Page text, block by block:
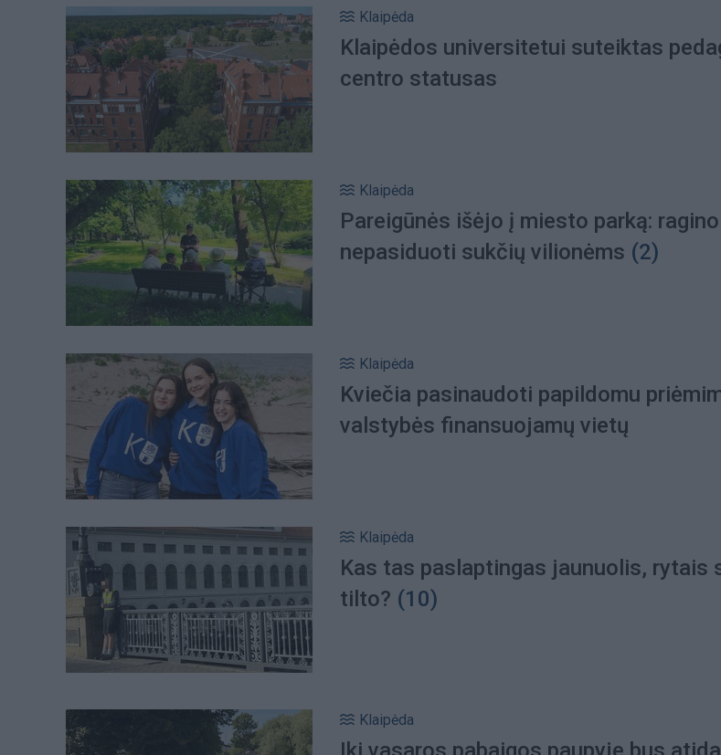
Klaipėda
Klaipėdos universitetui suteiktas
centro statusas
Klaipėda
Pareigūnės išėjo į miesto parką:
nepasiduoti sukčių vilionėms (2)
Klaipėda
Kviečia pasinaudoti papildomu
valstybės finansuojamų vietų
Klaipėda
Kas tas paslaptingas jaunuolis, rytais
tilto? (10)
Klaipėda